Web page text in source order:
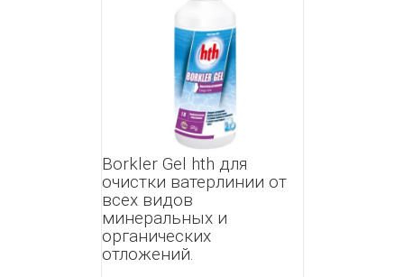
Borkler Gel hth для
очистки ватерлинии от
всех видов
минеральных и
органических
отложений.